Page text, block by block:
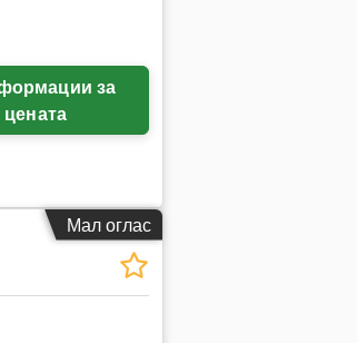
цената
Мал оглас